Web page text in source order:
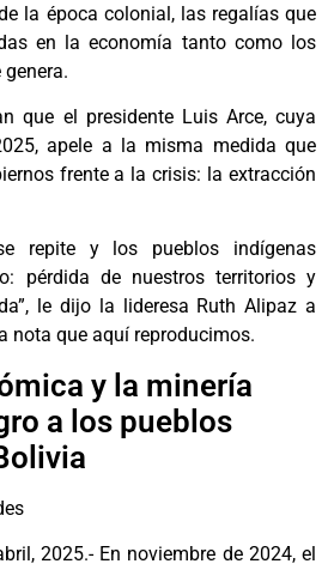
la época colonial, las regalías que
en la economía tanto como los
que el presidente Luis Arce, cuya
apele a la misma medida que
frente a la crisis: la extracción
repite y los pueblos indígenas
pérdida de nuestros territorios y
le dijo la lideresa Ruth Alipaz a
nota que aquí reproducimos.
y la minería
a los pueblos
2025.- En noviembre de 2024, el